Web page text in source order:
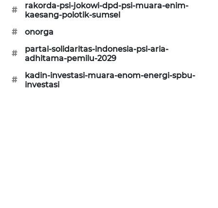
#
rakorda-psi-jokowi-dpd-psi-muara-enim-
kaesang-polotik-sumsel
#
onorga
#
partai-solidaritas-indonesia-psi-aria-
adhitama-pemilu-2029
#
kadin-investasi-muara-enom-energi-spbu-
investasi
GARONGGANG
FISUELRI
ID
ENERGI